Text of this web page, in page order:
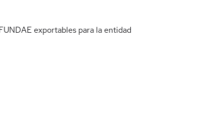
exportables para la entidad